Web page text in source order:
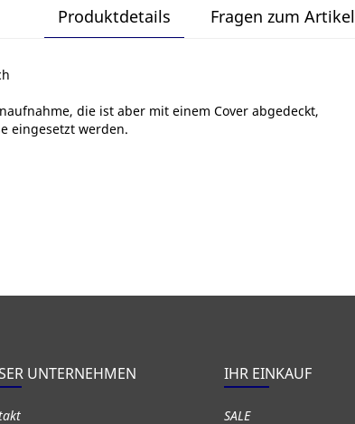
Produktdetails Fragen zum Artikel
die ist aber mit einem Cover abgedeckt,
eingesetzt werden.
UNTERNEHMEN IHR EINKAUF
SALE